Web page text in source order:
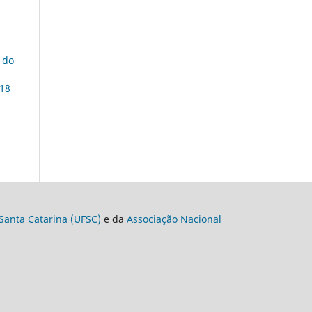
do
Catarina (UFSC) e da Associação Nacional